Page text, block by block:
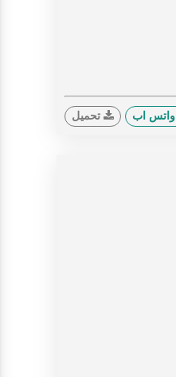
واتس اب تحميل